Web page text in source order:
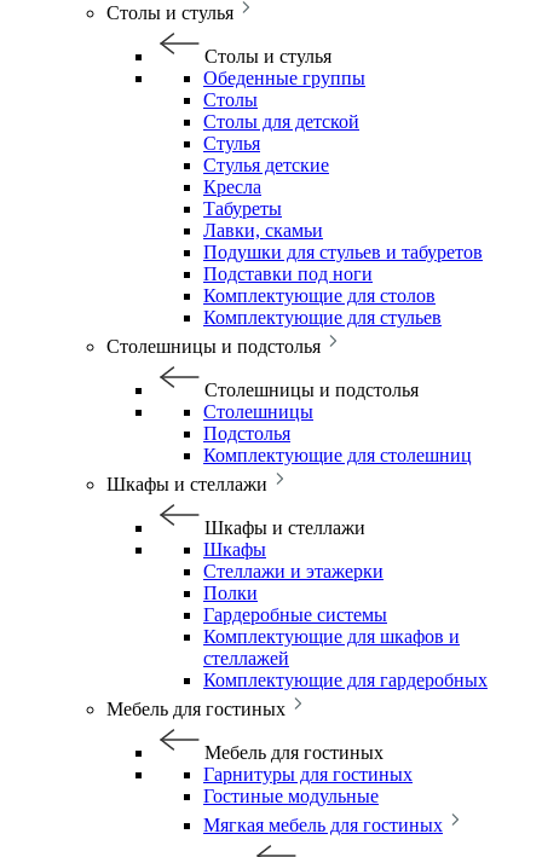
Столы и стулья
Столы и стулья
Обеденные группы
Столы
Столы для детской
Стулья
Стулья детские
Кресла
Табуреты
Лавки, скамьи
Подушки для стульев и табуретов
Подставки под ноги
Комплектующие для столов
Комплектующие для стульев
Столешницы и подстолья
Столешницы и подстолья
Столешницы
Подстолья
Комплектующие для столешниц
Шкафы и стеллажи
Шкафы и стеллажи
Шкафы
Стеллажи и этажерки
Полки
Гардеробные системы
Комплектующие для шкафов и
стеллажей
Комплектующие для гардеробных
Мебель для гостиных
Мебель для гостиных
Гарнитуры для гостиных
Гостиные модульные
Мягкая мебель для гостиных